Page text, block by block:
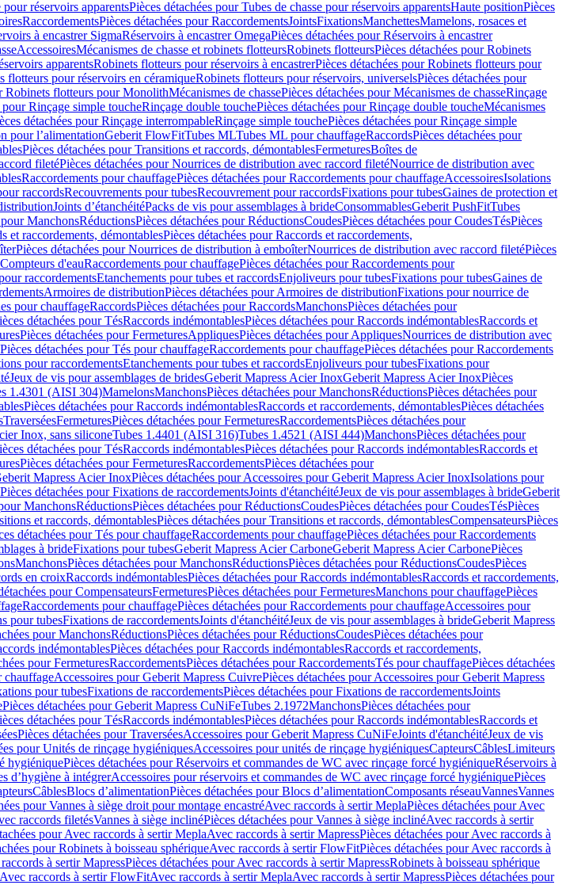
pour réservoirs apparentsPièces détachées pour Tubes de chasse pour réservoirs apparentsHaute positionPièces
RaccordementsPièces détachées pour RaccordementsJointsFixationsManchettesMamelons, rosaces et
à encastrer SigmaRéservoirs à encastrer OmegaPièces détachées pour Réservoirs à encastrer
AccessoiresMécanismes de chasse et robinets flotteursRobinets flotteursPièces détachées pour Robinets
apparentsRobinets flotteurs pour réservoirs à encastrerPièces détachées pour Robinets flotteurs pour
flotteurs pour réservoirs en céramiqueRobinets flotteurs pour réservoirs, universelsPièces détachées pour
Robinets flotteurs pour MonolithMécanismes de chassePièces détachées pour Mécanismes de chasseRinçage
pour Rinçage simple toucheRinçage double touchePièces détachées pour Rinçage double toucheMécanismes
détachées pour Rinçage interrompableRinçage simple touchePièces détachées pour Rinçage simple
pour l’alimentationGeberit FlowFitTubes MLTubes ML pour chauffageRaccordsPièces détachées pour
Pièces détachées pour Transitions et raccords, démontablesFermeturesBoîtes de
filetéPièces détachées pour Nourrices de distribution avec raccord filetéNourrice de distribution avec
Raccordements pour chauffagePièces détachées pour Raccordements pour chauffageAccessoiresIsolations
raccordsRecouvrements pour tubesRecouvrement pour raccordsFixations pour tubesGaines de protection et
Joints d’étanchéitéPacks de vis pour assemblages à brideConsommablesGeberit PushFitTubes
pour ManchonsRéductionsPièces détachées pour RéductionsCoudesPièces détachées pour CoudesTésPièces
et raccordements, démontablesPièces détachées pour Raccords et raccordements,
Pièces détachées pour Nourrices de distribution à emboîterNourrices de distribution avec raccord filetéPièces
d'eauRaccordements pour chauffagePièces détachées pour Raccordements pour
raccordementsEtanchements pour tubes et raccordsEnjoliveurs pour tubesFixations pour tubesGaines de
Armoires de distributionPièces détachées pour Armoires de distributionFixations pour nourrice de
pour chauffageRaccordsPièces détachées pour RaccordsManchonsPièces détachées pour
détachées pour TésRaccords indémontablesPièces détachées pour Raccords indémontablesRaccords et
Pièces détachées pour FermeturesAppliquesPièces détachées pour AppliquesNourrices de distribution avec
Pièces détachées pour Tés pour chauffageRaccordements pour chauffagePièces détachées pour Raccordements
pour raccordementsEtanchements pour tubes et raccordsEnjoliveurs pour tubesFixations pour
Jeux de vis pour assemblages de bridesGeberit Mapress Acier InoxGeberit Mapress Acier InoxPièces
1.4301 (AISI 304)MamelonsManchonsPièces détachées pour ManchonsRéductionsPièces détachées pour
Pièces détachées pour Raccords indémontablesRaccords et raccordements, démontablesPièces détachées
TraverséesFermeturesPièces détachées pour FermeturesRaccordementsPièces détachées pour
Inox, sans siliconeTubes 1.4401 (AISI 316)Tubes 1.4521 (AISI 444)ManchonsPièces détachées pour
détachées pour TésRaccords indémontablesPièces détachées pour Raccords indémontablesRaccords et
Pièces détachées pour FermeturesRaccordementsPièces détachées pour
Mapress Acier InoxPièces détachées pour Accessoires pour Geberit Mapress Acier InoxIsolations pour
Pièces détachées pour Fixations de raccordementsJoints d'étanchéitéJeux de vis pour assemblages à brideGeberit
ManchonsRéductionsPièces détachées pour RéductionsCoudesPièces détachées pour CoudesTésPièces
et raccords, démontablesPièces détachées pour Transitions et raccords, démontablesCompensateursPièces
détachées pour Tés pour chauffageRaccordements pour chauffagePièces détachées pour Raccordements
à brideFixations pour tubesGeberit Mapress Acier CarboneGeberit Mapress Acier CarbonePièces
ManchonsPièces détachées pour ManchonsRéductionsPièces détachées pour RéductionsCoudesPièces
en croixRaccords indémontablesPièces détachées pour Raccords indémontablesRaccords et raccordements,
pour CompensateursFermeturesPièces détachées pour FermeturesManchons pour chauffagePièces
Raccordements pour chauffagePièces détachées pour Raccordements pour chauffageAccessoires pour
pour tubesFixations de raccordementsJoints d'étanchéitéJeux de vis pour assemblages à brideGeberit Mapress
pour ManchonsRéductionsPièces détachées pour RéductionsCoudesPièces détachées pour
indémontablesPièces détachées pour Raccords indémontablesRaccords et raccordements,
pour FermeturesRaccordementsPièces détachées pour RaccordementsTés pour chauffagePièces détachées
chauffageAccessoires pour Geberit Mapress CuivrePièces détachées pour Accessoires pour Geberit Mapress
pour tubesFixations de raccordementsPièces détachées pour Fixations de raccordementsJoints
Pièces détachées pour Geberit Mapress CuNiFeTubes 2.1972ManchonsPièces détachées pour
détachées pour TésRaccords indémontablesPièces détachées pour Raccords indémontablesRaccords et
Pièces détachées pour TraverséesAccessoires pour Geberit Mapress CuNiFeJoints d'étanchéitéJeux de vis
pour Unités de rinçage hygiéniquesAccessoires pour unités de rinçage hygiéniquesCapteursCâblesLimiteurs
hygiéniquePièces détachées pour Réservoirs et commandes de WC avec rinçage forcé hygiéniqueRéservoirs à
d’hygiène à intégrerAccessoires pour réservoirs et commandes de WC avec rinçage forcé hygiéniquePièces
CâblesBlocs d’alimentationPièces détachées pour Blocs d’alimentationComposants réseauVannesVannes
pour Vannes à siège droit pour montage encastréAvec raccords à sertir MeplaPièces détachées pour Avec
raccords filetésVannes à siège inclinéPièces détachées pour Vannes à siège inclinéAvec raccords à sertir
pour Avec raccords à sertir MeplaAvec raccords à sertir MapressPièces détachées pour Avec raccords à
pour Robinets à boisseau sphériqueAvec raccords à sertir FlowFitPièces détachées pour Avec raccords à
à sertir MapressPièces détachées pour Avec raccords à sertir MapressRobinets à boisseau sphérique
Avec raccords à sertir FlowFitAvec raccords à sertir MeplaAvec raccords à sertir MapressPièces détachées pour